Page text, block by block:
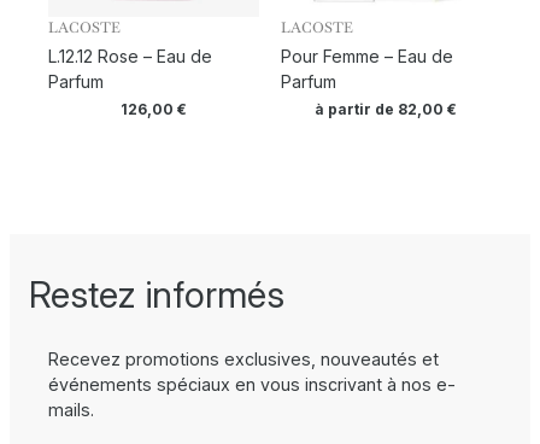
LACOSTE
L.12.12 Rose – Eau de
Parfum
126,00€
LACOSTE
Pour Femme – Eau de
Parfum
à partir de 82,00€
Restez informés
Recevez promotions exclusives, nouveautés et
événements spéciaux en vous inscrivant à nos e-
mails.